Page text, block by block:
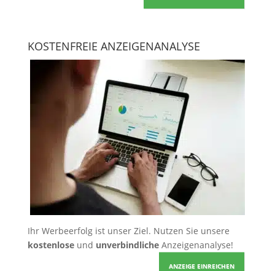
KOSTENFREIE ANZEIGENANALYSE
Ihr Werbeerfolg ist unser Ziel. Nutzen Sie unsere
kostenloseund unverbindlicheAnzeigenanalyse!
ANZEIGE EINREICHEN